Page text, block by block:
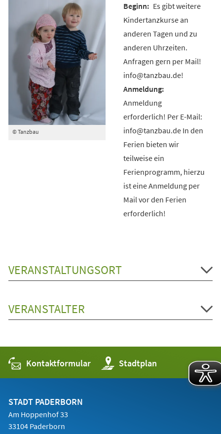
© Tanzbau
Es gibt weitere
Kindertanzkurse an
anderen Tagen und zu
anderen Uhrzeiten.
Anfragen gern per Mail!
info@tanzbau.de!
Anmeldung
erforderlich! Per E-Mail:
info@tanzbau.de In den
Ferien bieten wir
teilweise ein
Ferienprogramm, hierzu
ist eine Anmeldung per
Mail vor den Ferien
erforderlich!
VERANSTALTUNGSORT
VERANSTALTER
Kontaktformular Stadtplan
(Öffnet
in
einem
STADT PADERBORN
Am Hoppenhof 33
33104 Paderborn